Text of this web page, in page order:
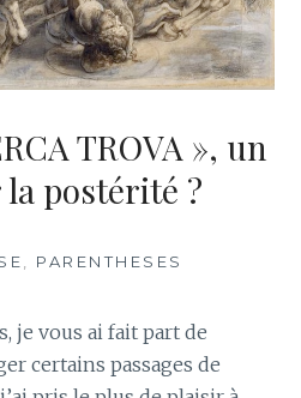
TROVA », un
postérité ?
PARENTHESES
je vous ai fait part de
certains passages de